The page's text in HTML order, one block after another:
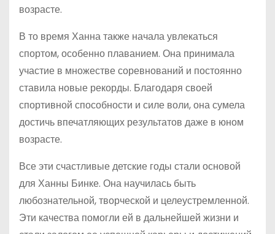
возрасте.
В то время Ханна также начала увлекаться
спортом, особенно плаванием. Она принимала
участие в множестве соревнований и постоянно
ставила новые рекорды. Благодаря своей
спортивной способности и силе воли, она сумела
достичь впечатляющих результатов даже в юном
возрасте.
Все эти счастливые детские годы стали основой
для Ханны Бинке. Она научилась быть
любознательной, творческой и целеустремленной.
Эти качества помогли ей в дальнейшей жизни и